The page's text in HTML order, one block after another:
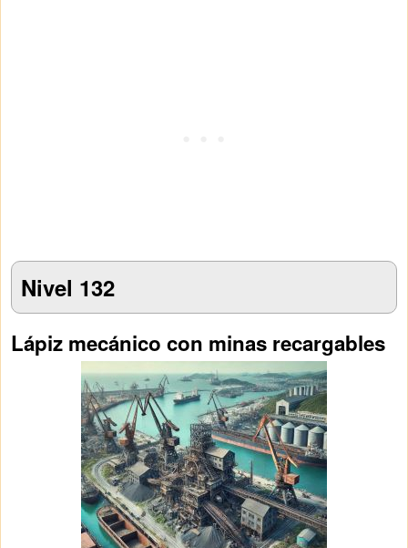
Nivel 132
Lápiz mecánico con minas recargables